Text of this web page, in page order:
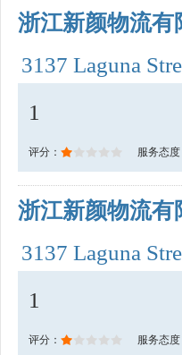
浙江新颜物流有
3137 Laguna
1
评分： 服务态度
浙江新颜物流有
3137 Laguna
1
评分： 服务态度